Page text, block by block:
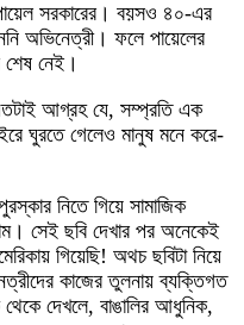
সরকারের। বয়সও ৪০-এর
অভিনেত্রী। ফলে পায়েলের
শেষ নেই।
আগ্রহ যে, সম্প্রতি এক
ঘুরতে গেলেও মানুষ মনে করে-
নিতে গিয়ে সামাজিক
সেই ছবি দেখার পর অনেকেই
গিয়েছি! অথচ ছবিটা নিয়ে
কাজের তুলনায় ব্যক্তিগত
দেখলে, বাঙালির আধুনিক,